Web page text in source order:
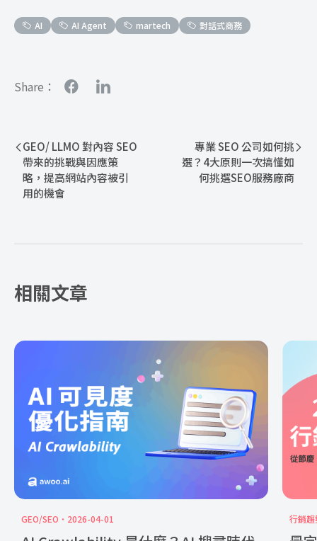
AI AI Agent martech 對話式商務
Share：
GEO/ LLMO 對內容 SEO
帶來的挑戰與因應策
略，提高網站內容被引
用的機會
專業 SEO 公司如何挑
選？4大原則一次搞懂如
何挑選SEO服務廠商
相關文章
GEO/SEO 2026-04-01 行銷趨